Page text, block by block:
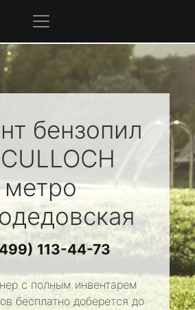
бензопил
метро
113-44-73
с полным инвентарем
бесплатно доберется до